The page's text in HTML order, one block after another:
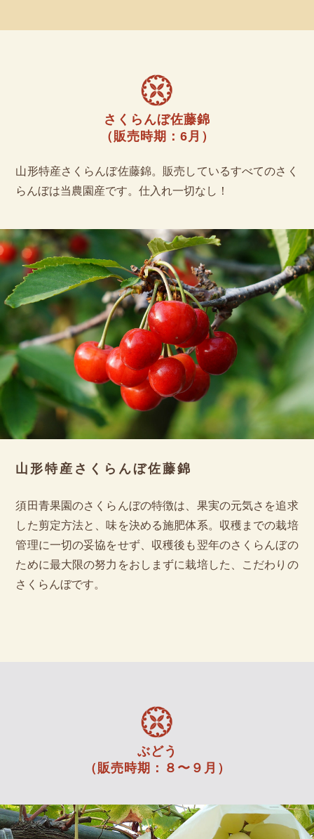
さくらんぼ佐藤錦
（販売時期：6月）
山形特産さくらんぼ佐藤錦。販売しているすべてのさく
らんぼは当農園産です。仕入れ一切なし！
山形特産さくらんぼ佐藤錦
須田青果園のさくらんぼの特徴は、果実の元気さを追求
した剪定方法と、味を決める施肥体系。収穫までの栽培
管理に一切の妥協をせず、収穫後も翌年のさくらんぼの
ために最大限の努力をおしまずに栽培した、こだわりの
さくらんぼです。
ぶどう
（販売時期：８〜９月）